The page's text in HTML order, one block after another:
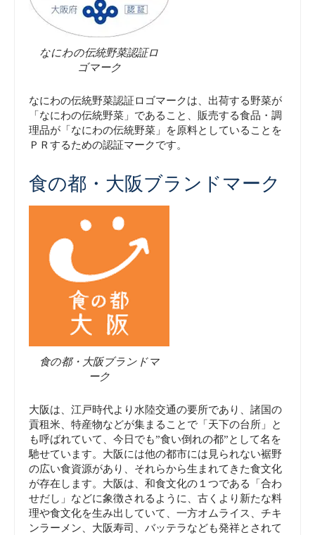
なにわの伝統野菜認証ロ
ゴマーク
なにわの伝統野菜認証ロゴマークは、出荷する野菜が
「なにわの伝統野菜」であること、販売する食品・調
理品が「なにわの伝統野菜」を原料としていることを
ＰＲするための認証マークです。
食の都・大阪ブランドマーク
食の都・大阪ブランドマ
ーク
大阪は、江戸時代より水陸交通の要所であり、諸国の
貢租米、特産物などが集まることで「天下の台所」と
も呼ばれていて、今日でも”食い倒れの都”として名を
馳せています。大阪には他の都市には見られない裾野
の広い食資源があり、それらから生まれてきた食文化
が存在します。大阪は、和食文化の１つである「合わ
せだし」などに象徴されるように、古くより新たな料
理や食文化を生み出していて、一方オムライス、チキ
ンラーメン、大阪寿司、バッテラなども発祥とされて